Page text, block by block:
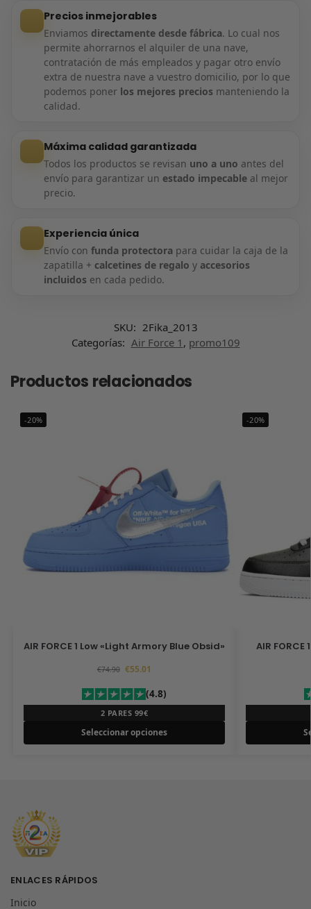
Precios inmejorables
Enviamos directamente desde fábrica. Lo cual nos
permite ahorrarnos el alquiler de una nave,
contratación de más empleados y pagar otro envío
extra de nuestra nave a vuestro domicilio, por lo que
podemos poner los mejores precios manteniendo la
calidad.
Máxima calidad garantizada
Todos los productos se revisan uno a uno antes del
envío para garantizar un estado impecableal mejor
precio.
Experiencia única
Envío con funda protectorapara cuidar la caja de la
zapatilla + calcetines de regalo y accesorios
incluidos en cada pedido.
SKU: 2Fika_2013
Categorías: Air Force 1 , promo109
Productos relacionados
-20%
AIR FORCE 1 Low «Light Armory Blue Obsid»
€74.90 €55.01
(4.8)
2 PARES 99€
Seleccionar opciones
-20%
AIR
ENLACES RÁPIDOS
Inicio